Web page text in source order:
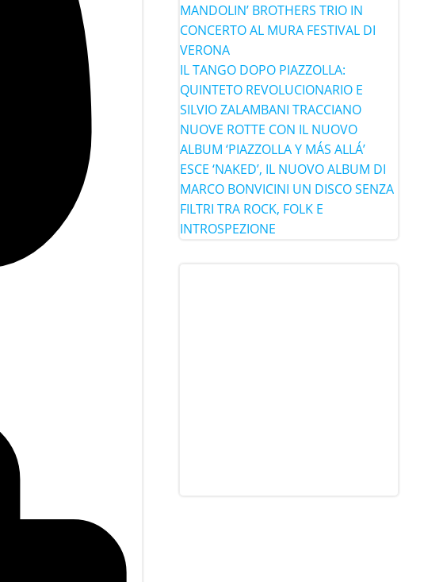
MANDOLIN’ BROTHERS TRIO IN
CONCERTO AL MURA FESTIVAL DI
VERONA
IL TANGO DOPO PIAZZOLLA:
QUINTETO REVOLUCIONARIO E
SILVIO ZALAMBANI TRACCIANO
NUOVE ROTTE CON IL NUOVO
ALBUM ‘PIAZZOLLA Y MÁS ALLÁ’
ESCE ‘NAKED’, IL NUOVO ALBUM DI
MARCO BONVICINI UN DISCO SENZA
FILTRI TRA ROCK, FOLK E
INTROSPEZIONE